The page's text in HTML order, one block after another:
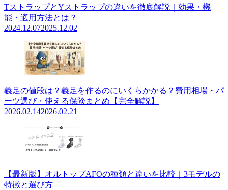
TストラップとYストラップの違いを徹底解説｜効果・機
能・適用方法とは？
2024.12.072025.12.02
義足の値段は？義足を作るのにいくらかかる？費用相場・パ
ーツ選び・使える保険まとめ【完全解説】
2026.02.142026.02.21
【最新版】オルトップAFOの種類と違いを比較｜3モデルの
特徴と選び方